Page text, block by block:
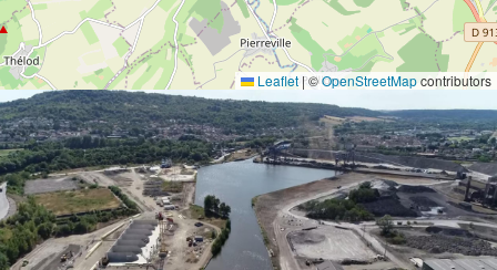
Leaflet |©OpenStreetMapcontributors